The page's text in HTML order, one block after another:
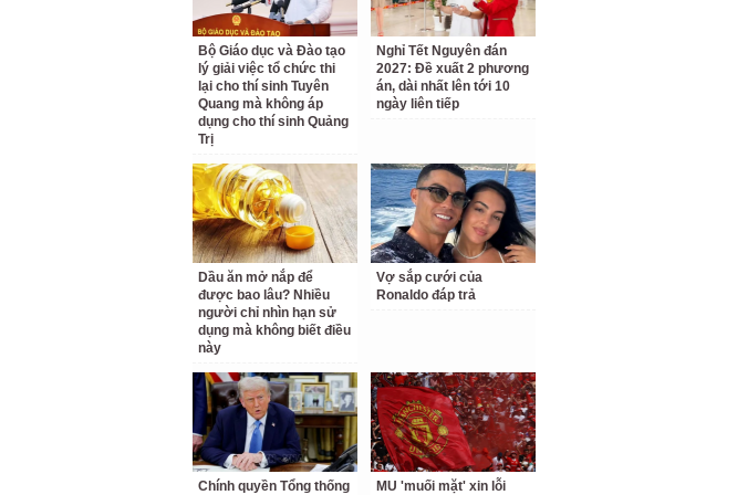
Bộ Giáo dục và Đào tạo
lý giải việc tổ chức thi
lại cho thí sinh Tuyên
Quang mà không áp
dụng cho thí sinh Quảng
Trị
Nghỉ Tết Nguyên đán
2027: Đề xuất 2 phương
án, dài nhất lên tới 10
ngày liên tiếp
Dầu ăn mở nắp để
được bao lâu? Nhiều
người chỉ nhìn hạn sử
dụng mà không biết điều
này
Vợ sắp cưới của
Ronaldo đáp trả
Chính quyền Tổng thống
MU 'muối mặt' xin lỗi